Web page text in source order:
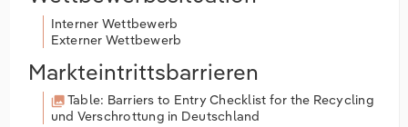
Interner Wettbewerb
Externer Wettbewerb
Markteintrittsbarrieren
Table: Barriers to Entry Checklist for the Recycling
und Verschrottung in Deutschland